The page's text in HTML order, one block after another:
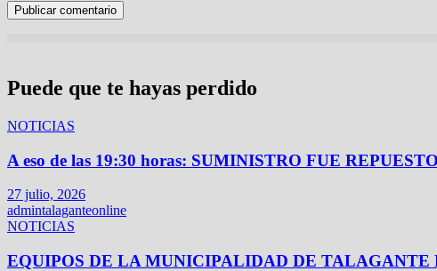
Puede que te hayas perdido
NOTICIAS
A eso de las 19:30 horas: SUMINISTRO FUE
27 julio, 2026
admintalaganteonline
NOTICIAS
EQUIPOS DE LA MUNICIPALIDAD DE